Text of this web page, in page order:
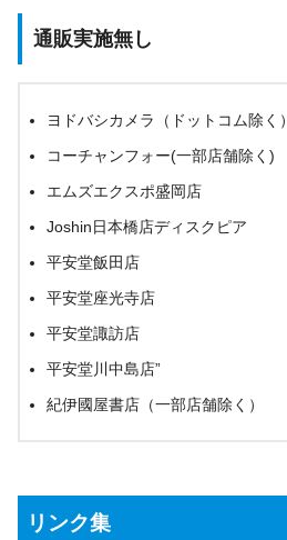
通販実施無し
ヨドバシカメラ（ドットコム除く）
コーチャンフォー(一部店舗除く)
エムズエクスポ盛岡店
Joshin日本橋店ディスクピア
平安堂飯田店
平安堂座光寺店
平安堂諏訪店
平安堂川中島店”
紀伊國屋書店（一部店舗除く）
リンク集